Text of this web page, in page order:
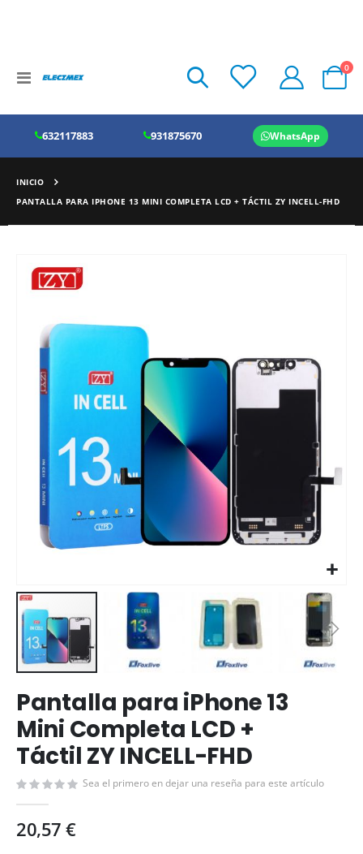
Toggle
Cart
0
632117883 931875670 WhatsApp
INICIO
PANTALLA PARA IPHONE 13 MINI COMPLETA LCD + TÁCTIL ZY INCELL-FHD
final
galería
imágenes
al
comienzo
de
la
galería
de
Pantalla para iPhone 13
Mini Completa LCD +
Táctil ZY INCELL-FHD
Sea el primero en dejar una reseña para este artículo
20,57 €